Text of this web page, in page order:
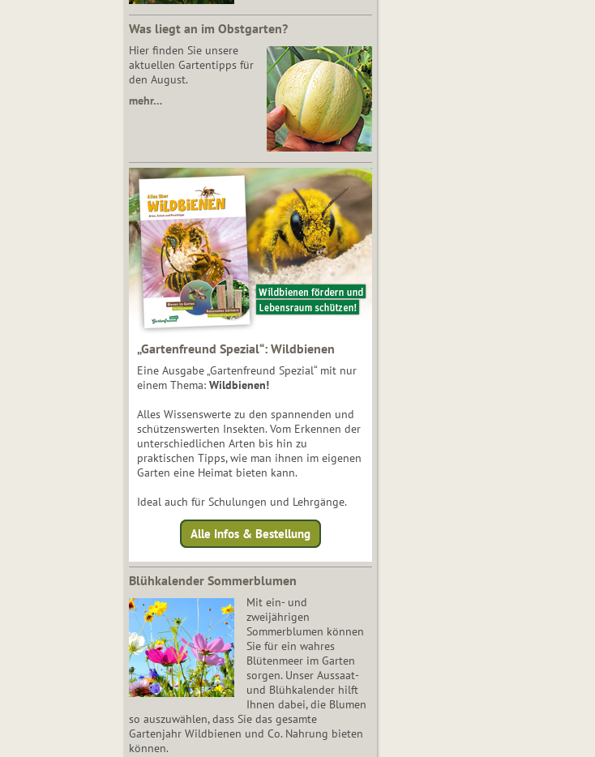
Was liegt an im Obstgarten?
Hier finden Sie unsere
aktuellen Gartentipps für
den August.
mehr…
„Gartenfreund Spezial“: Wildbienen
Eine Ausgabe „Gartenfreund Spezial“ mit nur
einem Thema: Wildbienen!
Alles Wissenswerte zu den spannenden und
schützenswerten Insekten. Vom Erkennen der
unterschiedlichen Arten bis hin zu
praktischen Tipps, wie man ihnen im eigenen
Garten eine Heimat bieten kann.
Ideal auch für Schulungen und Lehrgänge.
Alle Infos & Bestellung
Blühkalender Sommerblumen
Mit ein- und
zweijährigen
Sommerblumen können
Sie für ein wahres
Blütenmeer im Garten
sorgen. Unser Aussaat-
und Blühkalender hilft
Ihnen dabei, die Blumen
so auszuwählen, dass Sie das gesamte
Gartenjahr Wildbienen und Co. Nahrung bieten
können.